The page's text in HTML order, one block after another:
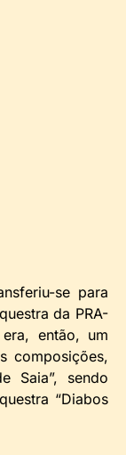
se para
da PRA-
então, um
composições,
Saia”, sendo
“Diabos